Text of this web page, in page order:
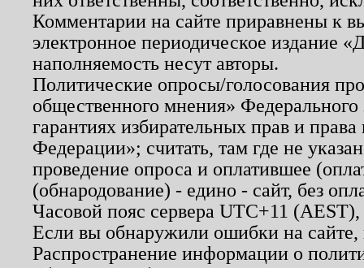
Комментарии на сайте приравнены к
электронное периодическое издание
наполняемость несут авторы.
Политические опросы/голосования
общественного мнения»
гарантиях избирательных прав и
Федерации»; считать, там где не
проведение опроса и оплатившее
(обнародование) - едино - сайт, без
Часовой пояс сервера UTC+11
Если вы обнаружили ошибки на
Распространение информации о